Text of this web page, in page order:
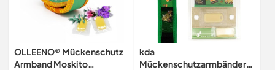
OLLEENO® Mückenschutz
Armband Moskito
kda
Mückenschutzarmbänder